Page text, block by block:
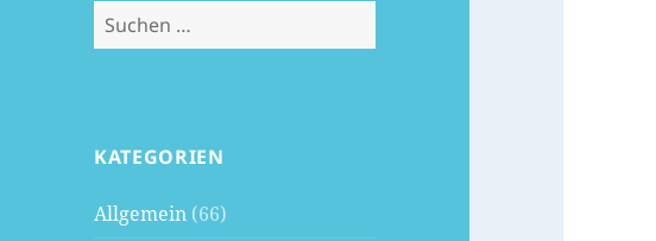
Suchen
nach:
KATEGORIEN
Allgemein (66)